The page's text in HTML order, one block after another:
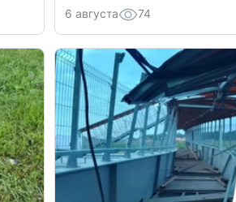
6 августа 74